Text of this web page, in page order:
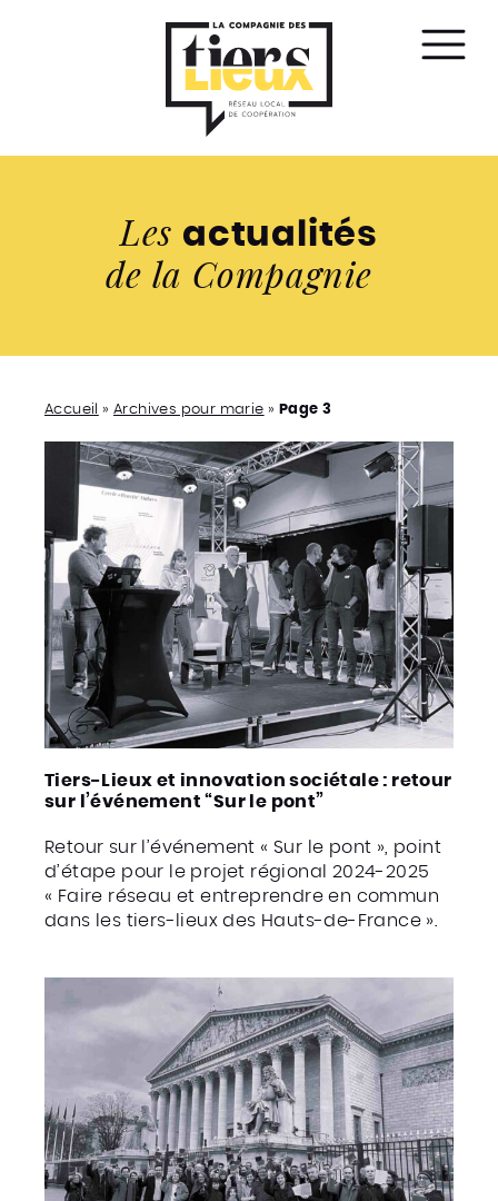
le
Les actualités
de la Compagnie
Accueil »Archives pour marie » Page 3
Tiers-Lieux et innovation sociétale : retour
sur l’événement “Sur le pont”
Retour sur l’événement « Sur le pont », point
d’étape pour le projet régional 2024-2025
« Faire réseau et entreprendre en commun
dans les tiers-lieux des Hauts-de-France ».